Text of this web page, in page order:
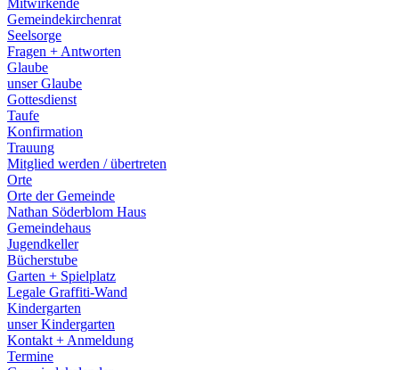
Mitwirkende
Gemeindekirchenrat
Seelsorge
Fragen + Antworten
Glaube
unser Glaube
Gottesdienst
Taufe
Konfirmation
Trauung
Mitglied werden / übertreten
Orte
Orte der Gemeinde
Nathan Söderblom Haus
Gemeindehaus
Jugendkeller
Bücherstube
Garten + Spielplatz
Legale Graffiti-Wand
Kindergarten
unser Kindergarten
Kontakt + Anmeldung
Termine